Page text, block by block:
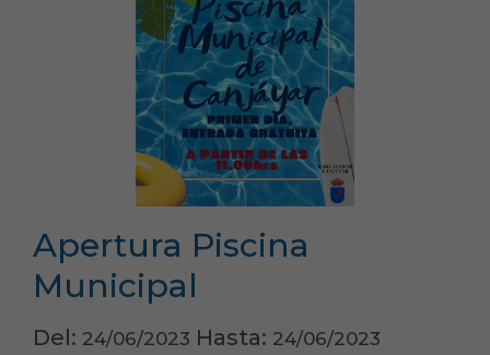
Apertura Piscina
Municipal
Del: 24/06/2023 Hasta: 24/06/2023